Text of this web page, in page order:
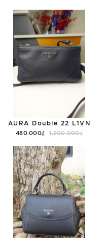
Tùy chọn
AURA Double 22 L1VN
480.000₫ 1.200.000₫
Tùy chọn